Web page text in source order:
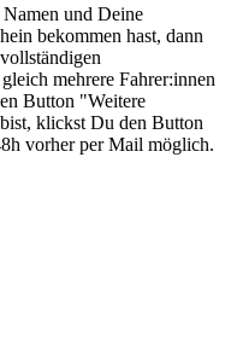
und Deine
bekommen hast, dann
mehrere Fahrer:innen
Button "Weitere
klickst Du den Button
vorher per Mail möglich.